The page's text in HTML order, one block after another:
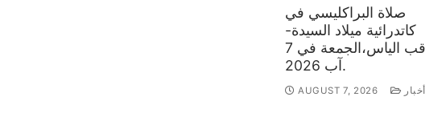
صلاة البراكليسي في
كاتدرائية ميلاد السيدة-
قب الياس،الجمعة في 7
آب 2026.
AUGUST 7, 2026 أخبار